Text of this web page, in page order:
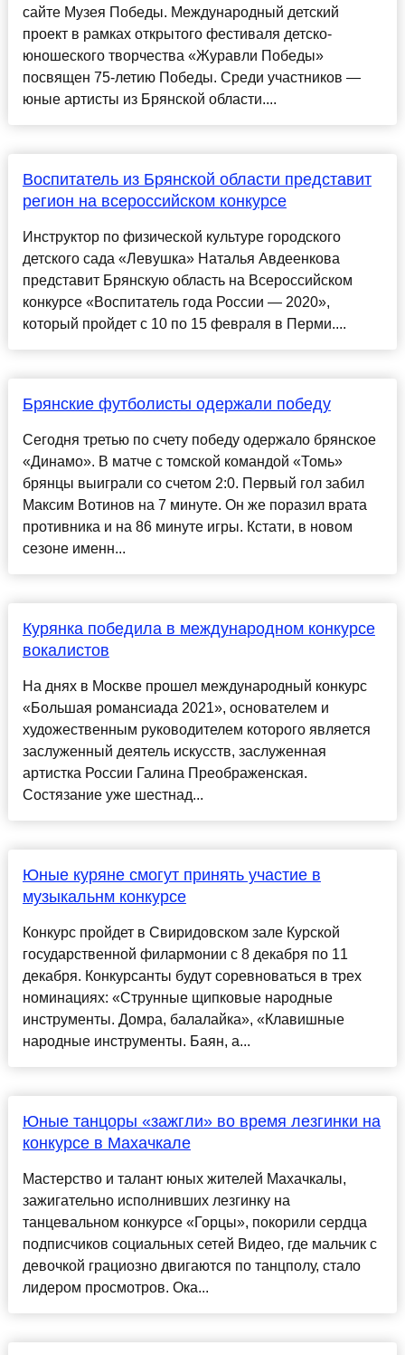
сайте Музея Победы. Международный детский
проект в рамках открытого фестиваля детско-
юношеского творчества «Журавли Победы»
посвящен 75-летию Победы. Среди участников —
юные артисты из Брянской области....
Воспитатель из Брянской области представит
регион на всероссийском конкурсе
Инструктор по физической культуре городского
детского сада «Левушка» Наталья Авдеенкова
представит Брянскую область на Всероссийском
конкурсе «Воспитатель года России — 2020»,
который пройдет с 10 по 15 февраля в Перми....
Брянские футболисты одержали победу
Сегодня третью по счету победу одержало брянское
«Динамо». В матче с томской командой «Томь»
брянцы выиграли со счетом 2:0. Первый гол забил
Максим Вотинов на 7 минуте. Он же поразил врата
противника и на 86 минуте игры. Кстати, в новом
сезоне именн...
Курянка победила в международном конкурсе
вокалистов
На днях в Москве прошел международный конкурс
«Большая романсиада 2021», основателем и
художественным руководителем которого является
заслуженный деятель искусств, заслуженная
артистка России Галина Преображенская.
Состязание уже шестнад...
Юные куряне смогут принять участие в
музыкальнм конкурсе
Конкурс пройдет в Свиридовском зале Курской
государственной филармонии с 8 декабря по 11
декабря. Конкурсанты будут соревноваться в трех
номинациях: «Струнные щипковые народные
инструменты. Домра, балалайка», «Клавишные
народные инструменты. Баян, а...
Юные танцоры «зажгли» во время лезгинки на
конкурсе в Махачкале
Мастерство и талант юных жителей Махачкалы,
зажигательно исполнивших лезгинку на
танцевальном конкурсе «Горцы», покорили сердца
подписчиков социальных сетей Видео, где мальчик с
девочкой грациозно двигаются по танцполу, стало
лидером просмотров. Ока...